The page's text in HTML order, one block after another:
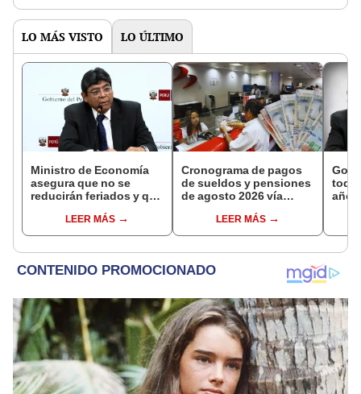
LO MÁS VISTO LO ÚLTIMO
Ministro de Economía
asegura que no se
reducirán feriados y que
aumentará en dos
etapas
LEER MÁS
Cronograma de pagos
de sueldos y pensiones
de agosto 2026 vía
conoce las fechas de
depósito
LEER MÁS
año